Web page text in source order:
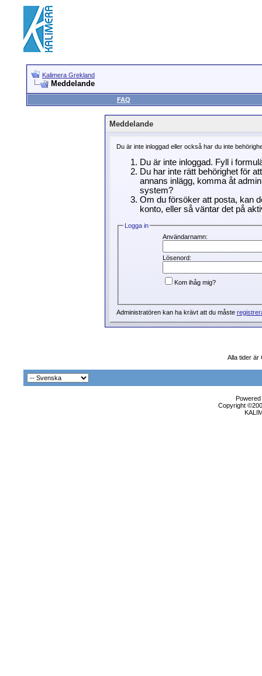
Kalimera Grekland
Meddelande
FAQ
Meddelande
Du är inte inloggad eller också har du inte
Du är inte inloggad. Fyll i
Du har inte rätt behörighet för
annans inlägg, komma åt
system?
Om du försöker att posta, kan
konto, eller så väntar det på
Logga in
Användarnamn:
Lösenord:
Kom ihåg mig?
Administratören kan ha krävt att du måste
Alla tider är
Copyright